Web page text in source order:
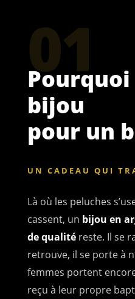
01
bijou
pour un
UN CADEAU QUI
Là où les peluches
cassent, un bijou en
de qualitéreste. Il se
retrouve, il se porte à
femmes portent
reçu à leur propre